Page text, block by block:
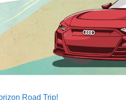
Road Trip!